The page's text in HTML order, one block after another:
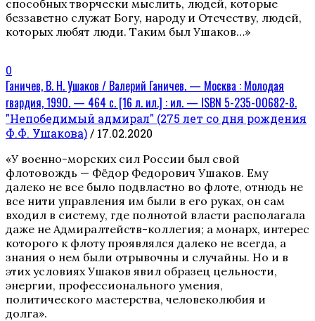
способных творчески мыслить, людей, которые
беззаветно служат Богу, народу и Отечеству, людей,
которых любят люди. Таким был Ушаков…»
0
Ганичев, В. Н. Ушаков / Валерий Ганичев. — Москва : Молодая
гвардия, 1990. — 464 с. [16 л. ил.] : ил. — ISBN 5-235-00682-8.
"Непобедимый адмирал" (275 лет со дня рождения
Ф.Ф. Ушакова)/ 17.02.2020
«У военно-морских сил России был свой
флотовождь — Фёдор Федорович Ушаков. Ему
далеко не все было подвластно во флоте, отнюдь не
все нити управления им были в его руках, он сам
входил в систему, где полнотой власти располагала
даже не Адмиралтейств-коллегия; а монарх, интерес
которого к флоту проявлялся далеко не всегда, а
знания о нем были отрывочны и случайны. Но и в
этих условиях Ушаков явил образец цельности,
энергии, профессионального умения,
политического мастерства, человеколюбия и
долга».